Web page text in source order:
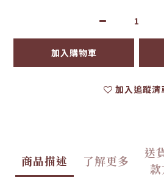
加入購物車
加入追蹤清
商品描述 了解更多
送
款